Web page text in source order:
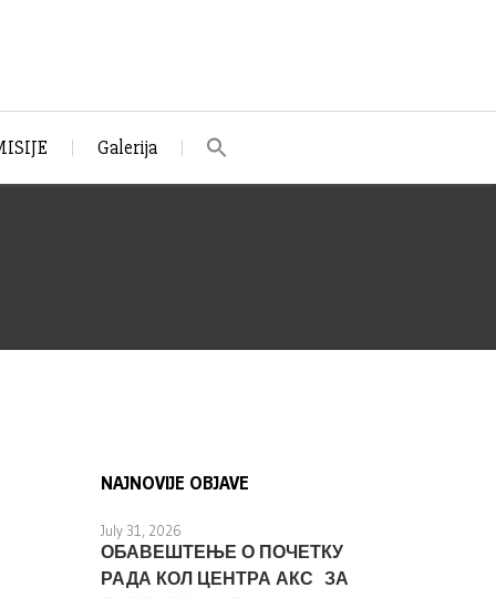
Galerija
NAJNOVIJE OBJAVE
July 31, 2026
ОБАВЕШТЕЊЕ О ПОЧЕТКУ
РАДА КОЛ ЦЕНТРА АКС ЗА